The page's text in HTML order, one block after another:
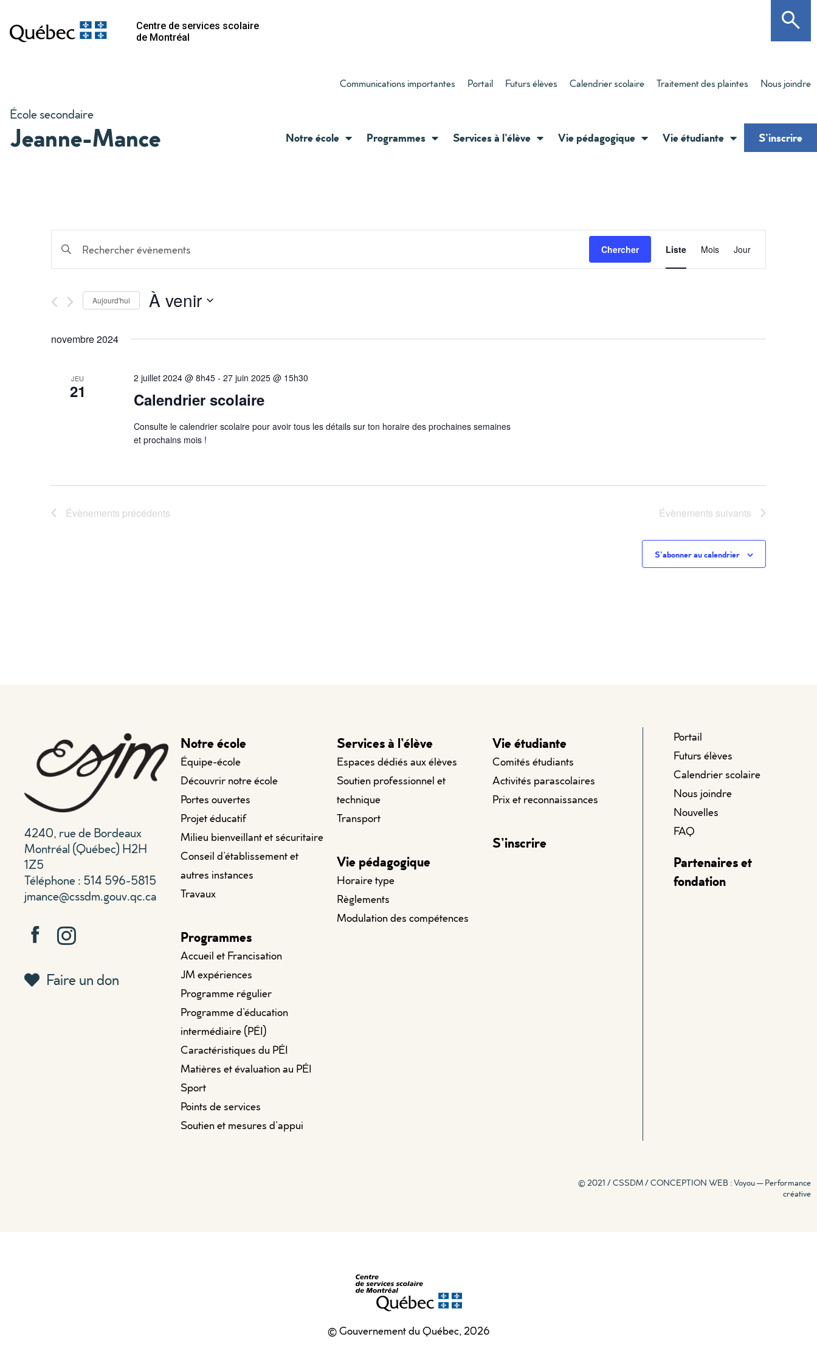
Centre de services scolaire
de Montréal
École secondaire
Jeanne-Mance
Communications importantes Portail Futurs élèves Calendrier scolaire Traitement des plaintes Nous joindre
Notre école Programmes Services à l’élève Vie pédagogique Vie étudiante S’inscrire
Recherche
et
navigation
de
vues
Évènements
Saisir
mot-
clé.
Rechercher
Évènements
mot-
clé.
Chercher de
Liste Mois Jour
Aujourd'hui À venir
une
novembre 2024
JEU
21
2 juillet 2024 @ 8h45- 27 juin 2025 @ 15h30
Calendrier scolaire
Consulte le calendrier scolaire pour avoir tous les détails sur ton horaire des prochaines semaines
et prochains mois !
Évènements précédents Évènements suivants
S’abonner au calendrier
4240, rue de Bordeaux
Montréal (Québec) H2H
1Z5
Téléphone : 514 596-5815
jmance@cssdm.gouv.qc.ca
Faire un don
Notre école
Équipe-école
Découvrir notre école
Portes ouvertes
Projet éducatif
Milieu bienveillant et sécuritaire
Conseil d’établissement et
autres instances
Travaux
Programmes
Accueil et Francisation
JM expériences
Programme régulier
Programme d’éducation
intermédiaire (PÉI)
Caractéristiques du PÉI
Matières et évaluation au PÉI
Sport
Points de services
Soutien et mesures d’appui
Services à l’élève
Espaces dédiés aux élèves
Soutien professionnel et
technique
Transport
Vie pédagogique
Horaire type
Règlements
Modulation des compétences
Vie étudiante
Comités étudiants
Activités parascolaires
Prix et reconnaissances
S’inscrire
Portail
Futurs élèves
Calendrier scolaire
Nous joindre
Nouvelles
FAQ
Partenaires et
fondation
© 2021 / CSSDM /CONCEPTION WEB : Voyou — Performance
créative
© Gouvernement du Québec, 2026